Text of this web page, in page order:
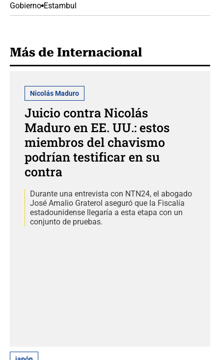
Gobierno Estambul
Más de Internacional
Nicolás Maduro
Juicio contra Nicolás
Maduro en EE. UU.: estos
miembros del chavismo
podrían testificar en su
contra
Durante una entrevista con NTN24, el abogado
José Amalio Graterol aseguró que la Fiscalía
estadounidense llegaría a esta etapa con un
conjunto de pruebas.